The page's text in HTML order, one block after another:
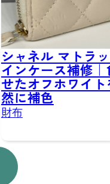
シャネル マトラッ
インケース補修｜
せたオフホワイト
然に補色
財布